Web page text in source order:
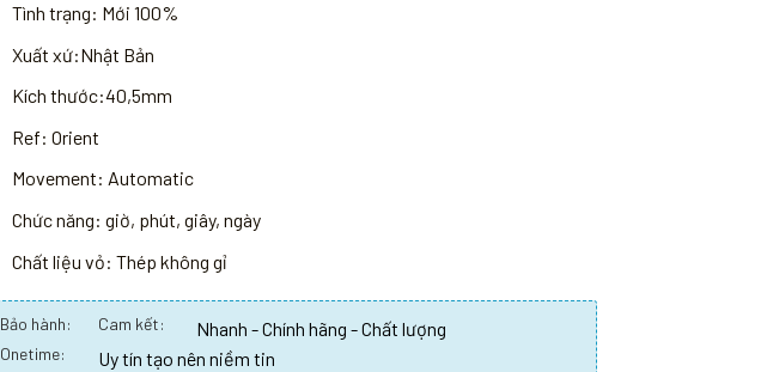
Tình trạng: Mới 100%
Xuất xứ:Nhật Bản
Kích thước:40,5mm
Ref: Orient
Movement: Automatic
Chức năng: giờ, phút, giây, ngày
Chất liệu vỏ: Thép không gỉ
Bảo hành: Cam kết: Nhanh - Chính hãng - Chất lượng
Onetime: Uy tín tạo nên niềm tin